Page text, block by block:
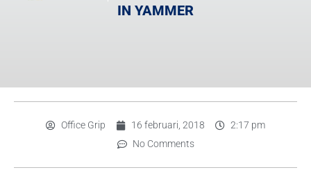
IN YAMMER
Office Grip 16 februari, 2018
2:17 pm
No Comments